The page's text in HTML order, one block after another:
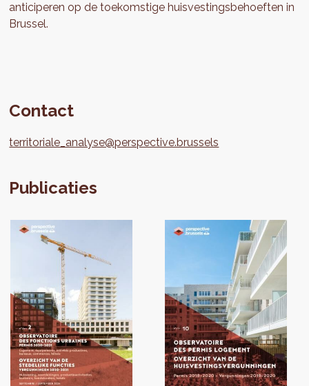
anticiperen op de toekomstige huisvestingsbehoeften in
Brussel.
Contact
territoriale_analyse@perspective.brussels
Publicaties